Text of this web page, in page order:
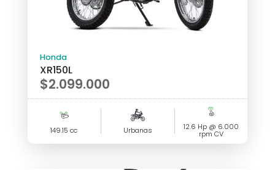
Honda
XR150L
$2.099.000
149.15 cc Urbanas 12.6 Hp @ 6.000
rpm CV